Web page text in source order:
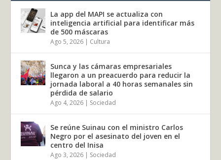
La app del MAPI se actualiza con
inteligencia artificial para identificar más
de 500 máscaras
Ago 5, 2026 Cultura
Sunca y las cámaras empresariales
llegaron a un preacuerdo para reducir la
jornada laboral a 40 horas semanales sin
pérdida de salario
Ago 4, 2026 Sociedad
Se reúne Suinau con el ministro Carlos
Negro por el asesinato del joven en el
centro del Inisa
Ago 3, 2026 Sociedad